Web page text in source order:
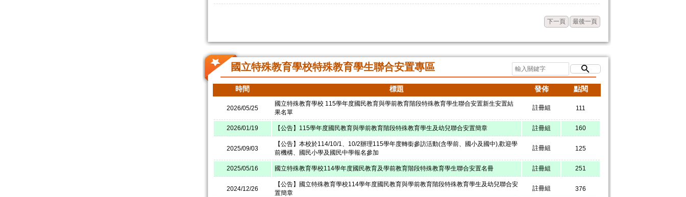
下一頁 最後一頁
國立特殊教育學校特殊教育學生聯合安置專區
時間 標題 發佈 點閱
2026/05/25
國立特殊教育學校 115學年度國民教育與學前教育階段特殊教育學生聯合安置新生安置結
果名單
註冊組 111
2026/01/19 【公告】115學年度國民教育與學前教育階段特殊教育學生及幼兒聯合安置簡章 註冊組 160
2025/09/03
【公告】本校於114/10/1、10/2辦理115學年度轉銜參訪活動(含學前、國小及國中),歡迎學
前機構、國民小學及國民中學報名參加
註冊組 125
2025/05/16 國立特殊教育學校114學年度國民教育及學前教育階段特殊教育學生聯合安置名冊 註冊組 251
2024/12/26
【公告】國立特殊教育學校114學年度國民教育與學前教育階段特殊教育學生及幼兒聯合安
置簡章
註冊組 376